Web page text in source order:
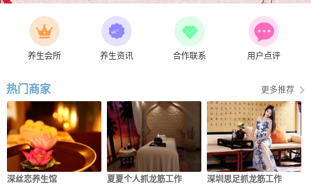
养生会所 养生资讯 合作联系 用户点评
热门商家 更多推荐
深丝恋养生馆 夏夏个人抓龙筋工作 深圳思足抓龙筋工作